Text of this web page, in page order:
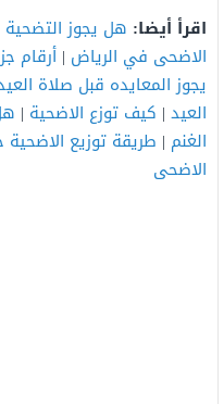
اقرأ أيضا: هل يجوز التضحية
الاضحى في الرياض | أرقام
يجوز المعايده قبل صلاة
العيد | كيف توزع الاضحية |
الغنم | طريقة توزيع
الاضحى